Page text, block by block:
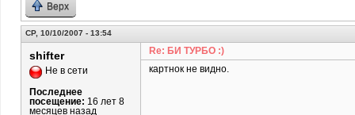
Верх
СР, 10/10/2007 - 13:54
shifter
Не в сети
Последнее
посещение: 16 лет 8
месяцев назад
Re: БИ ТУРБО :)
картнок не видно.